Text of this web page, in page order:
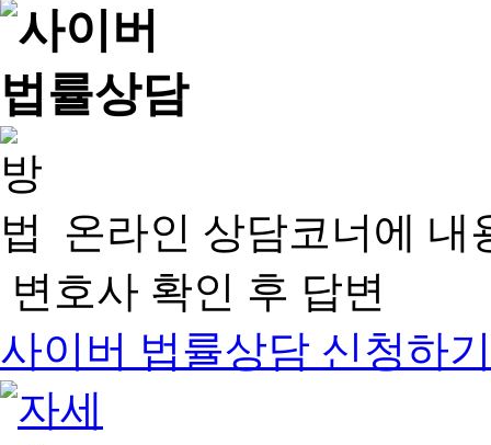
온라인 상담코너에 내
변호사 확인 후 답변
사이버 법률상담 신청하기